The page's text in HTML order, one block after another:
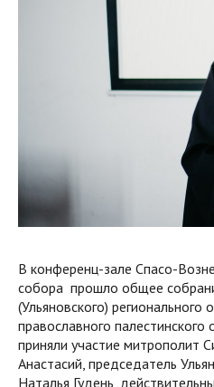
В конференц-зале Спасо-
собора прошло общее
(Ульяновского)
православного
приняли участие митрополит
Анастасий, председатель
Наталья Гудень,